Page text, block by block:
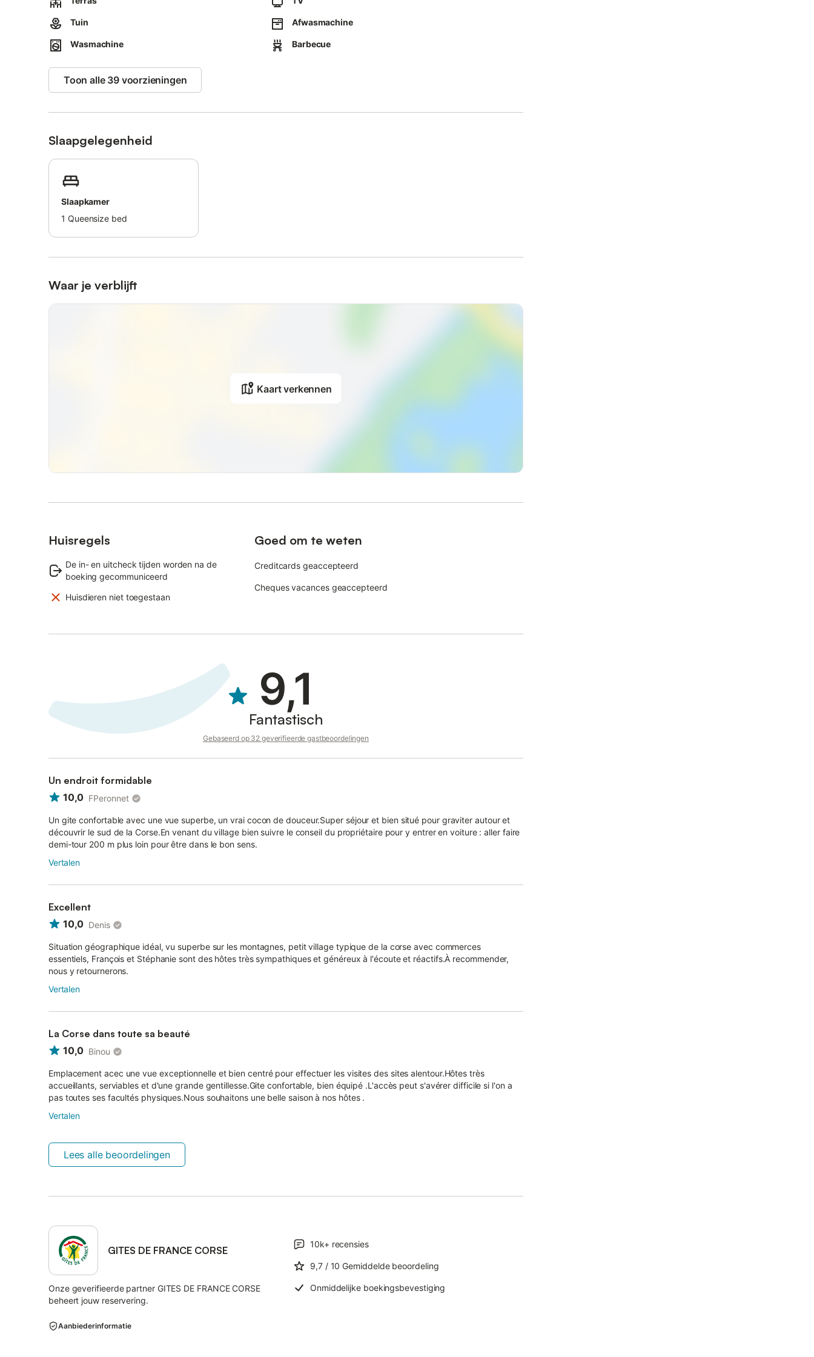
luidspreker
- Tuinmeubilair
- Wasmachine
- Wifi
- Schoonmaakborg: € 30 indien niet geboekt
Tuin Afwasmachine
Wasmachine Barbecue
Toon alle 39 voorzieningen
Slaapgelegenheid
Slaapkamer
1 Queensize bed
Waar je verblijft
Kaart verkennen
Huisregels
De in- en uitcheck tijden worden na de
boeking gecommuniceerd
Huisdieren niet toegestaan
Goed om te weten
Creditcards geaccepteerd
Cheques vacances geaccepteerd
9,1
Fantastisch
Gebaseerd op 32 geverifieerde gastbeoordelingen
Un endroit formidable
10,0 FPeronnet
Un gite confortable avec une vue superbe, un vrai cocon de douceur.Super séjour et bien situé pour graviter autour et
découvrir le sud de la Corse.En venant du village bien suivre le conseil du propriétaire pour y entrer en voiture : aller faire
demi-tour 200 m plus loin pour être dans le bon sens.
Vertalen
Excellent
10,0 Denis
Situation géographique idéal, vu superbe sur les montagnes, petit village typique de la corse avec commerces
essentiels, François et Stéphanie sont des hôtes très sympathiques et généreux à l'écoute et réactifs.À recommender,
nous y retournerons.
Vertalen
La Corse dans toute sa beauté
10,0 Binou
Emplacement acec une vue exceptionnelle et bien centré pour effectuer les visites des sites alentour.Hôtes très
accueillants, serviables et d'une grande gentillesse.Gite confortable, bien équipé .L'accès peut s'avérer difficile si l'on a
pas toutes ses facultés physiques.Nous souhaitons une belle saison à nos hôtes .
Vertalen
Lees alle beoordelingen
GITES DE FRANCE CORSE
Onze geverifieerde partner GITES DE FRANCE CORSE
beheert jouw reservering.
10k+ recensies
9,7 / 10 Gemiddelde beoordeling
Onmiddelijke boekingsbevestiging
Aanbiederinformatie